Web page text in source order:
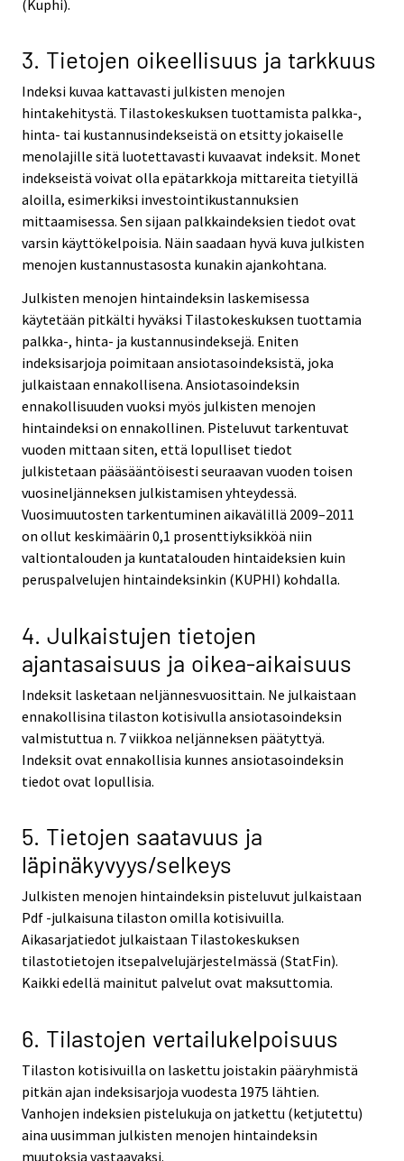
(Kuphi).
3. Tietojen oikeellisuus ja tarkkuus
Indeksi kuvaa kattavasti julkisten menojen
hintakehitystä. Tilastokeskuksen tuottamista palkka-,
hinta- tai kustannusindekseistä on etsitty jokaiselle
menolajille sitä luotettavasti kuvaavat indeksit. Monet
indekseistä voivat olla epätarkkoja mittareita tietyillä
aloilla, esimerkiksi investointikustannuksien
mittaamisessa. Sen sijaan palkkaindeksien tiedot ovat
varsin käyttökelpoisia. Näin saadaan hyvä kuva julkisten
menojen kustannustasosta kunakin ajankohtana.
Julkisten menojen hintaindeksin laskemisessa
käytetään pitkälti hyväksi Tilastokeskuksen tuottamia
palkka-, hinta- ja kustannusindeksejä. Eniten
indeksisarjoja poimitaan ansiotasoindeksistä, joka
julkaistaan ennakollisena. Ansiotasoindeksin
ennakollisuuden vuoksi myös julkisten menojen
hintaindeksi on ennakollinen. Pisteluvut tarkentuvat
vuoden mittaan siten, että lopulliset tiedot
julkistetaan pääsääntöisesti seuraavan vuoden toisen
vuosineljänneksen julkistamisen yhteydessä.
Vuosimuutosten tarkentuminen aikavälillä 2009–2011
on ollut keskimäärin 0,1 prosenttiyksikköä niin
valtiontalouden ja kuntatalouden hintaideksien kuin
peruspalvelujen hintaindeksinkin (KUPHI) kohdalla.
4. Julkaistujen tietojen
ajantasaisuus ja oikea-aikaisuus
Indeksit lasketaan neljännesvuosittain. Ne julkaistaan
ennakollisina tilaston kotisivulla ansiotasoindeksin
valmistuttua n. 7 viikkoa neljänneksen päätyttyä.
Indeksit ovat ennakollisia kunnes ansiotasoindeksin
tiedot ovat lopullisia.
5. Tietojen saatavuus ja
läpinäkyvyys/selkeys
Julkisten menojen hintaindeksin pisteluvut julkaistaan
Pdf -julkaisuna tilaston omilla kotisivuilla.
Aikasarjatiedot julkaistaan Tilastokeskuksen
tilastotietojen itsepalvelujärjestelmässä (StatFin).
Kaikki edellä mainitut palvelut ovat maksuttomia.
6. Tilastojen vertailukelpoisuus
Tilaston kotisivuilla on laskettu joistakin pääryhmistä
pitkän ajan indeksisarjoja vuodesta 1975 lähtien.
Vanhojen indeksien pistelukuja on jatkettu (ketjutettu)
aina uusimman julkisten menojen hintaindeksin
muutoksia vastaavaksi.